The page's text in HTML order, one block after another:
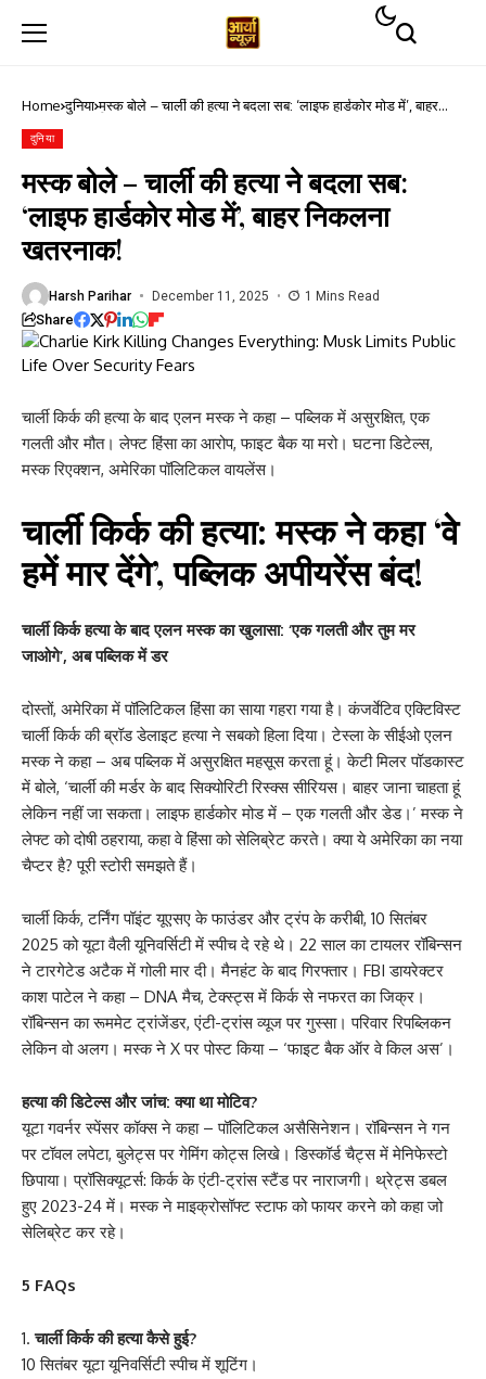
Home दुनिया मस्क बोले – चार्ली की हत्या ने बदला सब: ‘लाइफ हार्डकोर मोड में’, बाहर
दुनिया
मस्क बोले – चार्ली की हत्या ने बदला सब:
‘लाइफ हार्डकोर मोड में’, बाहर निकलना
खतरनाक!
Harsh Parihar December 11, 2025 1 Mins Read
Share
चार्ली किर्क की हत्या के बाद एलन मस्क ने कहा – पब्लिक में असुरक्षित, एक
गलती और मौत। लेफ्ट हिंसा का आरोप, फाइट बैक या मरो। घटना डिटेल्स,
मस्क रिएक्शन, अमेरिका पॉलिटिकल वायलेंस।
चार्ली किर्क की हत्या: मस्क ने कहा ‘वे
हमें मार देंगे’, पब्लिक अपीयरेंस बंद!
चार्ली किर्क हत्या के बाद एलन मस्क का खुलासा: ‘एक गलती और तुम मर
जाओगे’, अब पब्लिक में डर
दोस्तों, अमेरिका में पॉलिटिकल हिंसा का साया गहरा गया है। कंजर्वेटिव एक्टिविस्ट
चार्ली किर्क की ब्रॉड डेलाइट हत्या ने सबको हिला दिया। टेस्ला के सीईओ एलन
मस्क ने कहा – अब पब्लिक में असुरक्षित महसूस करता हूं। केटी मिलर पॉडकास्ट
में बोले, ‘चार्ली की मर्डर के बाद सिक्योरिटी रिस्क्स सीरियस। बाहर जाना चाहता हूं
लेकिन नहीं जा सकता। लाइफ हार्डकोर मोड में – एक गलती और डेड।’ मस्क ने
लेफ्ट को दोषी ठहराया, कहा वे हिंसा को सेलिब्रेट करते। क्या ये अमेरिका का नया
चैप्टर है? पूरी स्टोरी समझते हैं।
चार्ली किर्क, टर्निंग पॉइंट यूएसए के फाउंडर और ट्रंप के करीबी, 10 सितंबर
2025 को यूटा वैली यूनिवर्सिटी में स्पीच दे रहे थे। 22 साल का टायलर रॉबिन्सन
ने टारगेटेड अटैक में गोली मार दी। मैनहंट के बाद गिरफ्तार। FBI डायरेक्टर
काश पाटेल ने कहा – DNA मैच, टेक्स्ट्स में किर्क से नफरत का जिक्र।
रॉबिन्सन का रूममेट ट्रांजेंडर, एंटी-ट्रांस व्यूज पर गुस्सा। परिवार रिपब्लिकन
लेकिन वो अलग। मस्क ने X पर पोस्ट किया – ‘फाइट बैक ऑर वे किल अस’।
हत्या की डिटेल्स और जांच: क्या था मोटिव?
यूटा गवर्नर स्पेंसर कॉक्स ने कहा – पॉलिटिकल असैसिनेशन। रॉबिन्सन ने गन
पर टॉवल लपेटा, बुलेट्स पर गेमिंग कोट्स लिखे। डिस्कॉर्ड चैट्स में मेनिफेस्टो
छिपाया। प्रॉसिक्यूटर्स: किर्क के एंटी-ट्रांस स्टैंड पर नाराजगी। थ्रेट्स डबल
हुए 2023-24 में। मस्क ने माइक्रोसॉफ्ट स्टाफ को फायर करने को कहा जो
सेलिब्रेट कर रहे।
5 FAQs
चार्ली किर्क की हत्या कैसे हुई?
10 सितंबर यूटा यूनिवर्सिटी स्पीच में शूटिंग।